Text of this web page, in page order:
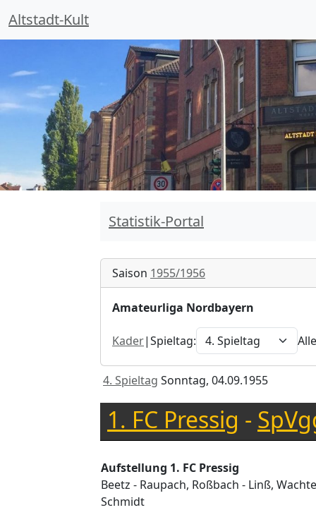
Altstadt-Kult
Statistik-Portal
Saison 1955/1956
Amateurliga Nordbayern
Kader|Spieltag:
4. Spieltag Sonntag, 04.09.1955
1. FC Pressig -
Aufstellung 1. FC Pressig
Beetz - Raupach, Roßbach - Linß,
Schmidt